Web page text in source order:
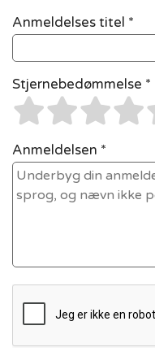
Anmeldelses titel *
Stjernebedømmelse *
Anmeldelsen *